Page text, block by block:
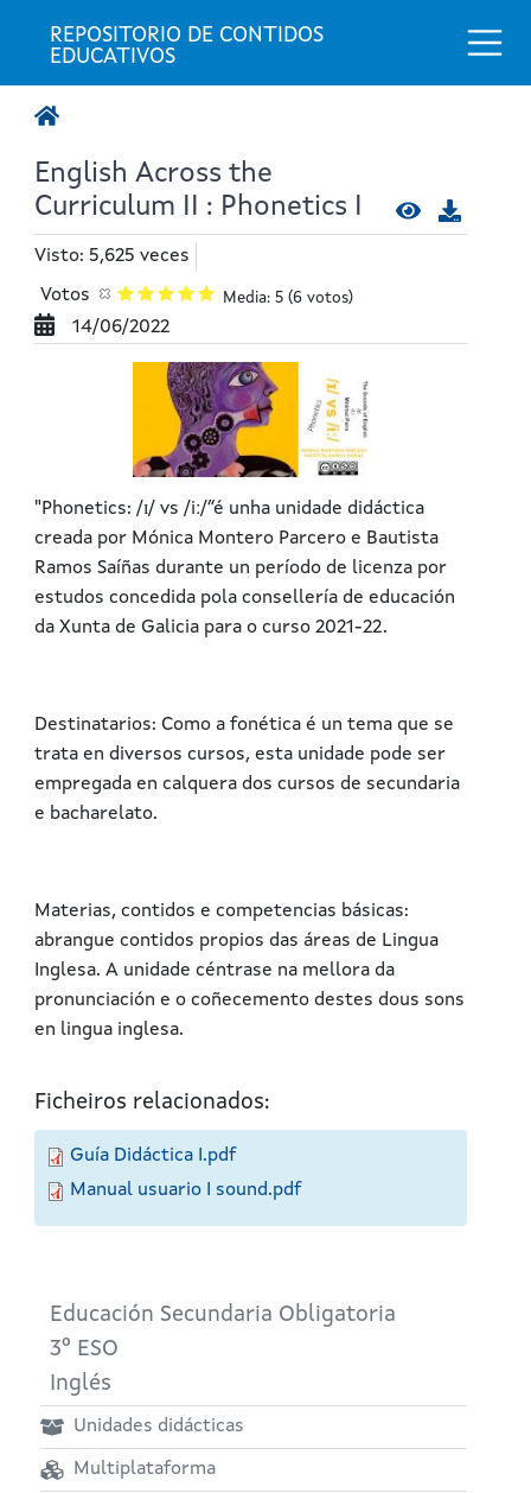
REPOSITORIO DE CONTIDOS
EDUCATIVOS
English Across the
Curriculum II : Phonetics I
Visto: 5,625 veces
Votos Media: 5 (6 votos)
14/06/2022
"Phonetics: /ɪ/ vs /iː/”é unha unidade didáctica
creada por Mónica Montero Parcero e Bautista
Ramos Saíñas durante un período de licenza por
estudos concedida pola consellería de educación
da Xunta de Galicia para o curso 2021-22.
Destinatarios: Como a fonética é un tema que se
trata en diversos cursos, esta unidade pode ser
empregada en calquera dos cursos de secundaria
e bacharelato.
Materias, contidos e competencias básicas:
abrangue contidos propios das áreas de Lingua
Inglesa. A unidade céntrase na mellora da
pronunciación e o coñecemento destes dous sons
en lingua inglesa.
Ficheiros relacionados:
Guía Didáctica I.pdf
Manual usuario I sound.pdf
Educación Secundaria Obligatoria
3º ESO
Inglés
Unidades didácticas
Multiplataforma